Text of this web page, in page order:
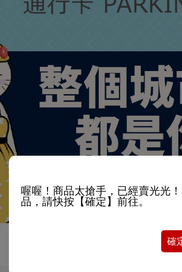
喔喔！商品太搶手，已經賣光光
品，請快按【確定】前往。
確